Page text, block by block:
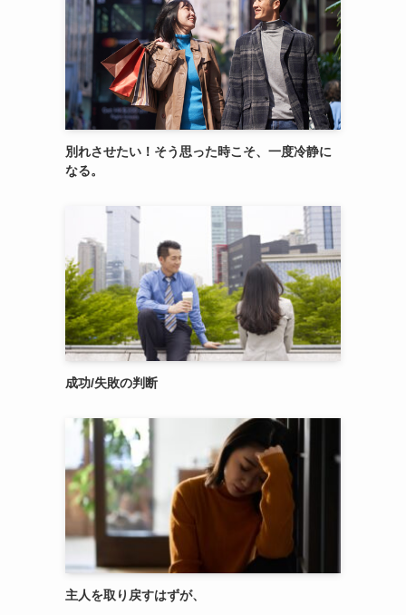
別れさせたい！そう思った時こそ、一度冷静に
なる。
成功/失敗の判断
主人を取り戻すはずが、